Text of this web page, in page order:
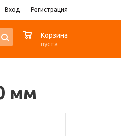
Вход Регистрация
Корзина
пуста
мм